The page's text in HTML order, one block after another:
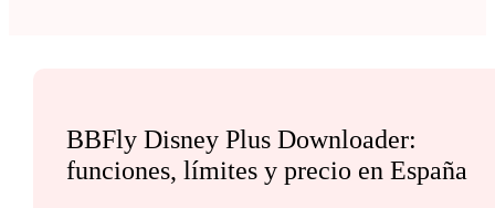
BBFly Disney Plus Downloader:
funciones, límites y precio en España